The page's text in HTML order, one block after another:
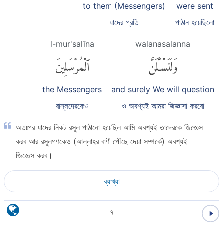
were sent
পাঠান হয়েছিলো
to them (Messengers)
যাদের প্রতি
walanasalanna
وَلَنَسْـَٔلَنَّ
and surely We will question
ও অবশ্যই আমরা জিজ্ঞাসা করবো
l-mur'salīna
ٱلْمُرْسَلِينَ
the Messengers
রাসূলদেরকেও
অতঃপর যাদের নিকট রসূল পাঠানো হয়েছিল আমি অবশ্যই তাদেরকে জিজ্ঞেস
করব আর রসূলগণকেও (আল্লাহর বাণী পৌঁছে দেয়া সম্পর্কে) অবশ্যই
জিজ্ঞেস করব।
ব্যাখ্যা
৭